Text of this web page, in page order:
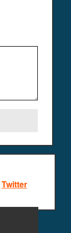
Twitter